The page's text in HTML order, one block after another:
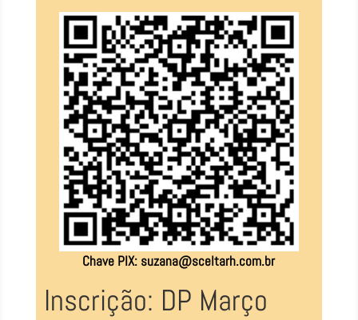
Chave PIX: suzana@sceltarh.com.br
Inscrição: DP Março